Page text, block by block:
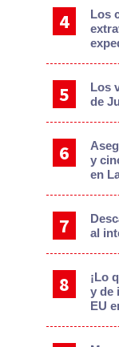
Los
Los
de
y
en
al
¡Lo
y de
EU